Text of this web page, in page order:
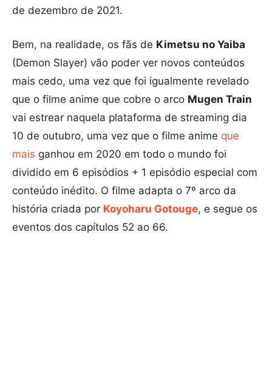
de dezembro de 2021.
Bem, na realidade, os fãs de Kimetsu no Yaiba
(Demon Slayer) vão poder ver novos conteúdos
mais cedo, uma vez que foi igualmente revelado
que o filme anime que cobre o arco Mugen Train
vai estrear naquela plataforma de streaming dia
10 de outubro, uma vez que o filme anime que
mais ganhou em 2020 em todo o mundo foi
dividido em 6 episódios + 1 episódio especial com
conteúdo inédito. O filme adapta o 7º arco da
história criada por Koyoharu Gotouge, e segue os
eventos dos capítulos 52 ao 66.